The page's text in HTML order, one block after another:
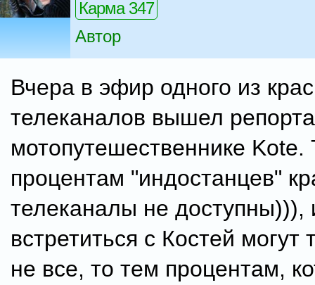
Карма 347
Автор
Вчера в эфир одного из
телеканалов вышел
мотопутешественнике Kote.
процентам "индостанцев"
телеканалы не доступны))),
встретиться с Костей могут
не все, то тем процентам,